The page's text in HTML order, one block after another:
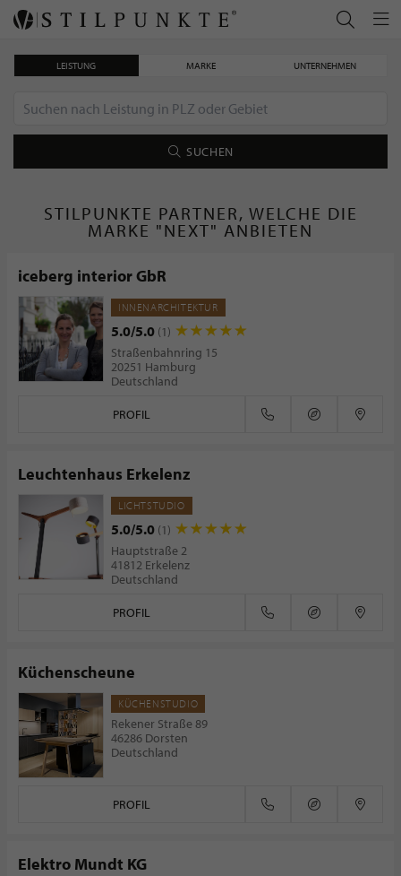
LEISTUNG MARKE UNTERNEHMEN
SUCHEN
STILPUNKTE PARTNER, WELCHE DIE
MARKE "NEXT" ANBIETEN
iceberg interior GbR
INNENARCHITEKTUR
5.0/5.0 (1)
Straßenbahnring 15
20251 Hamburg
Deutschland
PROFIL
Leuchtenhaus Erkelenz
LICHTSTUDIO
5.0/5.0 (1)
Hauptstraße 2
41812 Erkelenz
Deutschland
PROFIL
Küchenscheune
KÜCHENSTUDIO
Rekener Straße 89
46286 Dorsten
Deutschland
PROFIL
Elektro Mundt KG